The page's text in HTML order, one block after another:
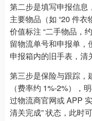
第二步是填写申报信息
主要物品（如 “20 件衣
价值标注 “二手物品，
留物流单号和申报单，
申报箱内的旧手表，清
第三步是保险与跟踪，
（费率约 1%-2%），
过物流商官网或 APP
清关完成” 状态，此时